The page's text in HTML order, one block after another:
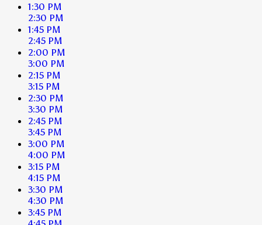
1:30 PM
2:30 PM
1:45 PM
2:45 PM
2:00 PM
3:00 PM
2:15 PM
3:15 PM
2:30 PM
3:30 PM
2:45 PM
3:45 PM
3:00 PM
4:00 PM
3:15 PM
4:15 PM
3:30 PM
4:30 PM
3:45 PM